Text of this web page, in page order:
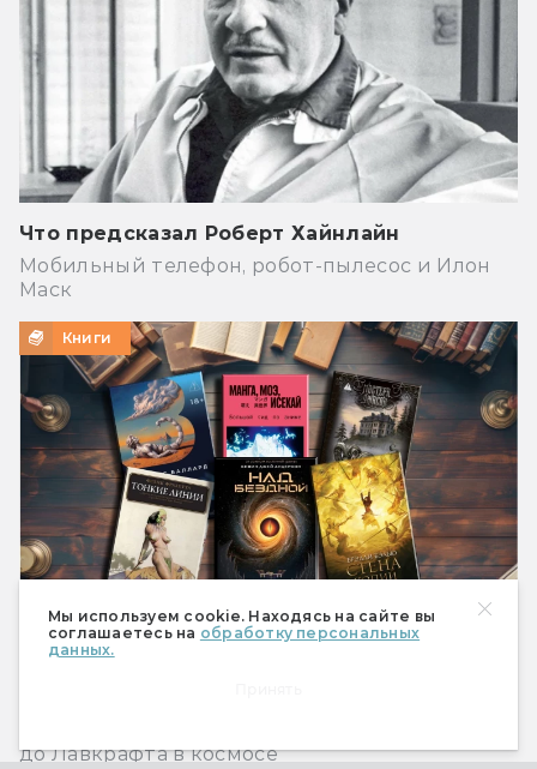
Мы используем cookie. Находясь на сайте вы
соглашаетесь на обработку персональных
данных.
Что предсказал Роберт Хайнлайн
Мобильный телефон, робот-пылесос и Илон
Маск
Книги
до Лавкрафта в космосе